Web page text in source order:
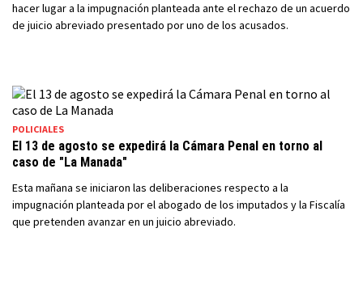
hacer lugar a la impugnación planteada ante el rechazo de un acuerdo
de juicio abreviado presentado por uno de los acusados.
POLICIALES
El 13 de agosto se expedirá la Cámara Penal en torno al
caso de "La Manada"
Esta mañana se iniciaron las deliberaciones respecto a la
impugnación planteada por el abogado de los imputados y la Fiscalía
que pretenden avanzar en un juicio abreviado.